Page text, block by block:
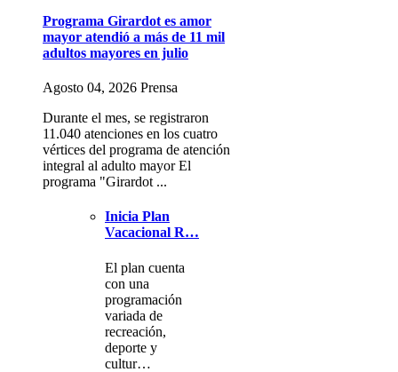
Programa Girardot es amor
mayor atendió a más de 11 mil
adultos mayores en julio
Agosto 04, 2026 Prensa
Durante el mes, se registraron
11.040 atenciones en los cuatro
vértices del programa de atención
integral al adulto mayor El
programa "Girardot ...
Inicia Plan
Vacacional R…
El plan cuenta
con una
programación
variada de
recreación,
deporte y
cultur…